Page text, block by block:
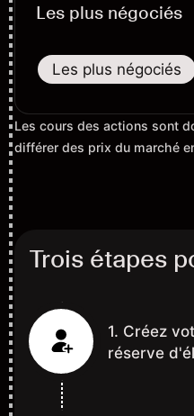
Les plus négociés
Les plus négociés
Les cours des actions sont
différer des prix du marché
Trois étapes
1. Créez
réserve